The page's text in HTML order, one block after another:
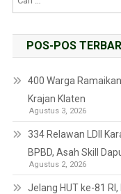
POS-POS
400 Warga
Krajan Klaten
Agustus 3, 2026
334 Relawan LDII
BPBD, Asah Skill
Agustus 2, 2026
Jelang HUT ke-81